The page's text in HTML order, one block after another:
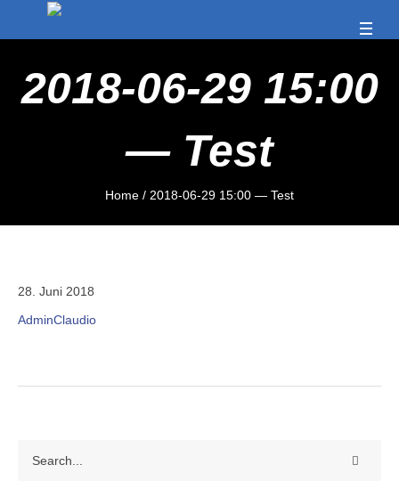
2018-06-29 15:00
— Test
Home / 2018-06-29 15:00 — Test
28. Juni 2018
AdminClaudio